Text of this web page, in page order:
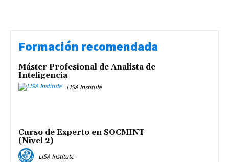
Formación recomendada
Máster Profesional de Analista de
Inteligencia
LISA Institute
Curso de Experto en SOCMINT
(Nivel 2)
LISA Institute